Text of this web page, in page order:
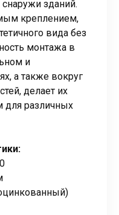
снаружи зданий.
креплением,
вида без
монтажа в
и
а также вокруг
делает их
различных